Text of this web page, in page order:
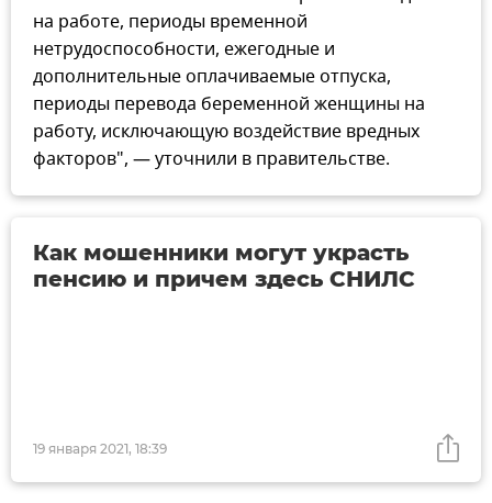
на работе, периоды временной
нетрудоспособности, ежегодные и
дополнительные оплачиваемые отпуска,
периоды перевода беременной женщины на
работу, исключающую воздействие вредных
факторов", — уточнили в правительстве.
19 января 2021, 18:39
Как мошенники могут украсть
пенсию и причем здесь СНИЛС